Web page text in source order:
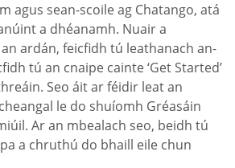
agus sean-scoile ag Chatango, atá
a dhéanamh. Nuair a
ardán, feicfidh tú leathanach an-
tú an cnaipe cainte ‘Get Started’
Seo áit ar féidir leat an
le do shuíomh Gréasáin
Ar an mbealach seo, beidh tú
a chruthú do bhaill eile chun